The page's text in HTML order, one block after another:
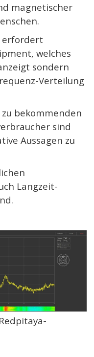
magnetischer
erfordert
welches
sondern
Verteilung
bekommenden
sind
Aussagen zu
Langzeit-